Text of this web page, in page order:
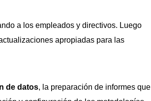
a los empleados y directivos. Luego
apropiadas para las
de datos, la preparación de informes que